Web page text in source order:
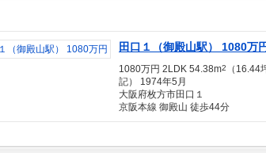
田口１（御殿山駅） 1080万
1080万円 2LDK 54.38m2
（16.44
記） 1974年5月
大阪府枚方市田口１
京阪本線 御殿山 徒歩44分